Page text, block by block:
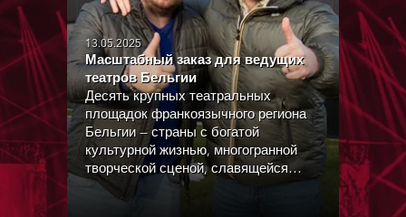
13.05.2025
Масштабный заказ для ведущих
театров Бельгии
Десять крупных театральных
площадок франкоязычного региона
Бельгии — страны с богатой
культурной жизнью, многогранной
творческой сценой, славящейся
многоязычием и тягой к креативности
— получили по-настоящему